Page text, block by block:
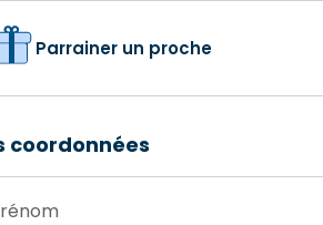
Parrainer un proche
coordonnées